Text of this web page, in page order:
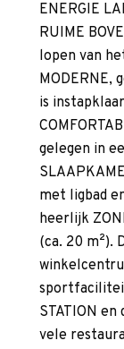
ENERGIE
RUIME
lopen van
MODERNE,
is
gelegen in
met ligbad
heerlijk
(ca. 20 m²).
STATION
vele